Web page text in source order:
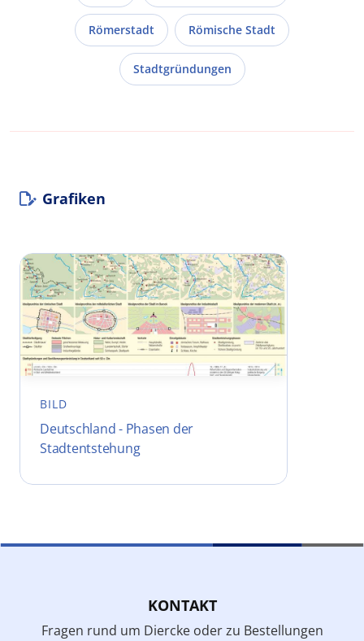
Römerstadt Römische Stadt
Stadtgründungen
Grafiken
BILD
Deutschland - Phasen der
Stadtentstehung
KONTAKT
Fragen rund um Diercke oder zu Bestellungen